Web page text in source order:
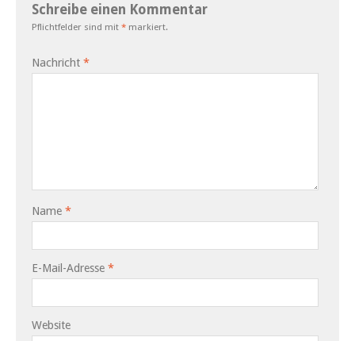
Schreibe einen Kommentar
Pflichtfelder sind mit * markiert.
Nachricht *
Name *
E-Mail-Adresse *
Website